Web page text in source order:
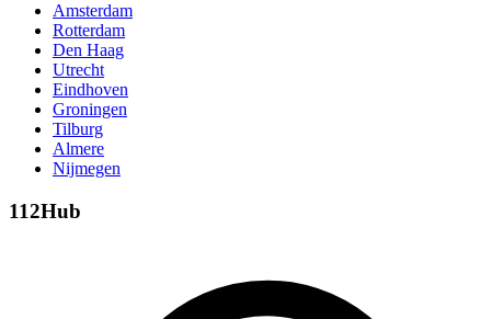
Amsterdam
Rotterdam
Den Haag
Utrecht
Eindhoven
Groningen
Tilburg
Almere
Nijmegen
112Hub